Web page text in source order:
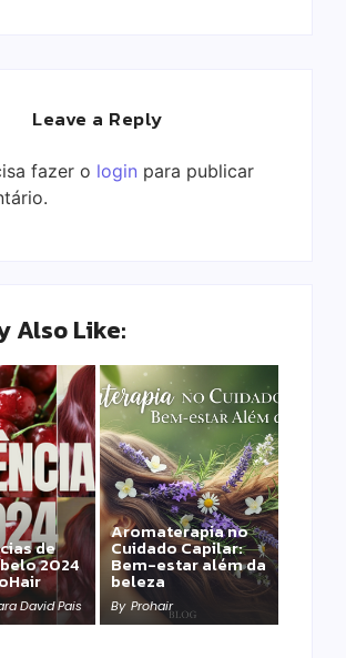
Leave a Reply
fazer o login para publicar
Also Like:
de
2024
David Pais
Aromaterapia no
Cuidado Capilar:
Bem-estar além da
beleza
By Prohair
Por
química?